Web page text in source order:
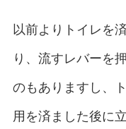
以前よりトイレを
り、流すレバーを
のもありますし、
用を済ました後に